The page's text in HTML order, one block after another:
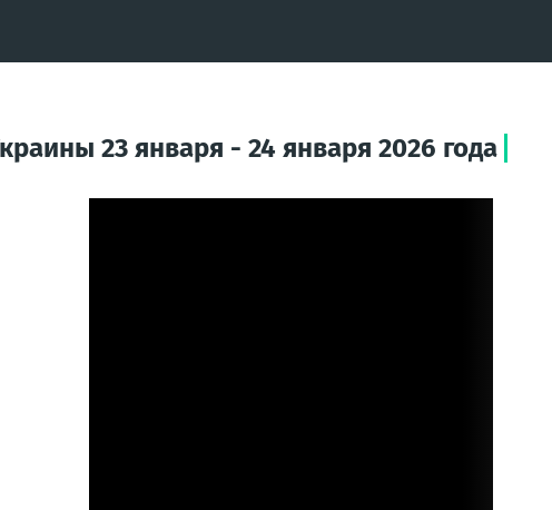
23 января - 24 января 2026 года